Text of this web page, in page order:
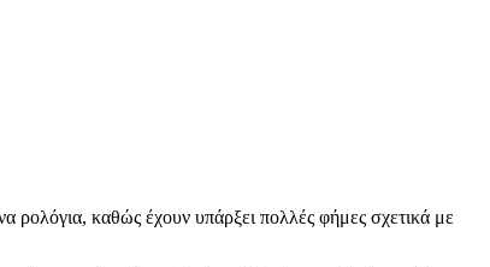
ρολόγια, καθώς έχουν υπάρξει πολλές φήμες σχετικά με